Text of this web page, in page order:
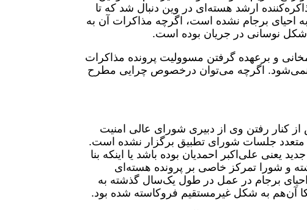
عنوان مذاکره‌کننده ارشد هسته‌ای در وین دنبال شد که تا
به احیای برجام نشده است، اگرچه مذاکرات آن به
شکل نوسانی در جریان بوده است.
و برعهده گرفتن مسوولیت پرونده مذاکرات
نمی‌شود. اگرچه می‌توان درخصوص چرایی مطرح
کنار رفتن وی از دبیری شورای عالی امنیت
متعدد جلسات شورای تطبیق برگزار نشده است.
یعنی علی‌اکبر احمدیان بوده باشد یا اینکه بنا
و شورا تمرکز خاصی بر پرونده هسته‌ای
برجام در عمل در طول یک‌سال گذشته به
آن‌هم به شکل غیرمستقیم فروکاسته شده بود.